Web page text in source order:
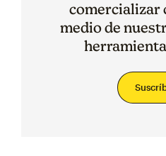
comercializar
medio de